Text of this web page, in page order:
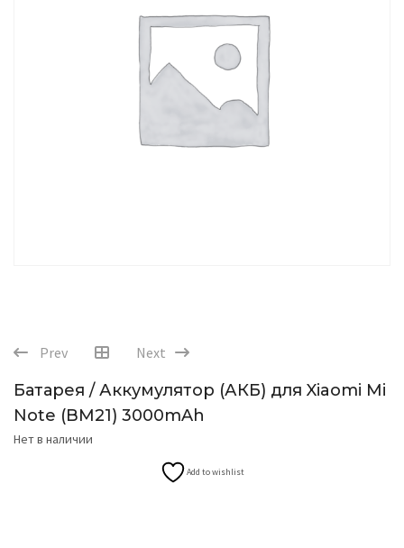
Prev Next
Батарея / Аккумулятор (АКБ) для Xiaomi Mi
Note (BM21) 3000mAh
Нет в наличии
Add to wishlist